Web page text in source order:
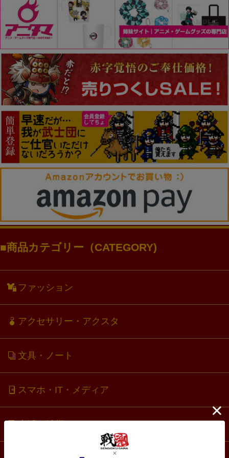
商品カテゴリー（CATEGORY)
ファッション
アクセサリー・アクスタ
文具・ノート
スマホ・IT・メディア
生活・雑貨